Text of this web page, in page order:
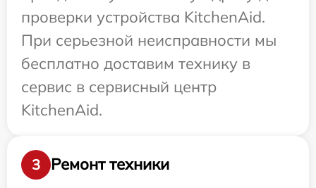
проверки устройства KitchenAid.
При серьезной неисправности мы
бесплатно доставим технику в
сервис в сервисный центр
KitchenAid.
3
Ремонт техники